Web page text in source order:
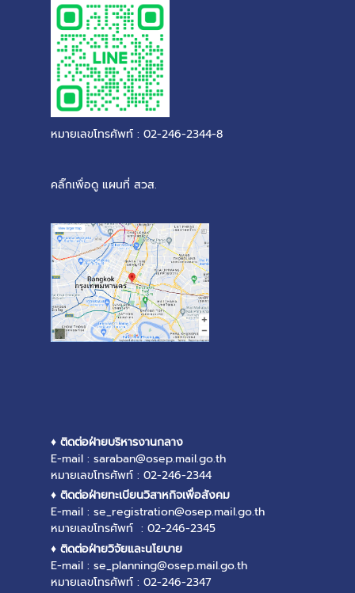
หมายเลขโทรศัพท์ : 02-246-2344-8
คลิ๊กเพื่อดู แผนที่ สวส.
♦ ติดต่อฝ่ายบริหารงานกลาง
E-mail : saraban@osep.mail.go.th
หมายเลขโทรศัพท์ : 02-246-2344
♦ ติดต่อฝ่ายทะเบียนวิสาหกิจเพื่อสังคม
E-mail : se_registration@osep.mail.go.th
หมายเลขโทรศัพท์ : 02-246-2345
♦ ติดต่อฝ่ายวิจัยและนโยบาย
E-mail : se_planning@osep.mail.go.th
หมายเลขโทรศัพท์ : 02-246-2347